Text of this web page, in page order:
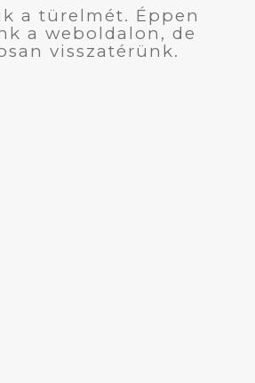
a türelmét. Éppen
a weboldalon, de
visszatérünk.